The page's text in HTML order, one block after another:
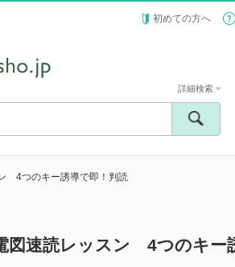
初めての方へ
詳細検索
4つのキー誘導で即！判読
図速読レッスン 4つのキー